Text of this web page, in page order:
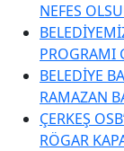
NEFES
PROGRAMI
BELEDİYE
RAMAZAN
ÇERKEŞ
RÖGAR